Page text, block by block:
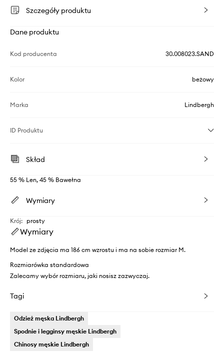
Szczegóły produktu
Dane produktu
Kod producenta 30.008023.SAND
Kolor beżowy
Marka Lindbergh
ID Produktu
Skład
55 % Len, 45 % Bawełna
Wymiary
Krój: prosty
Wymiary
Model ze zdjęcia ma 186 cm wzrostu i ma na sobie rozmiar M.
Rozmiarówka standardowa
Zalecamy wybór rozmiaru, jaki nosisz zazwyczaj.
Tagi
Odzież męska Lindbergh
Spodnie i legginsy męskie Lindbergh
Chinosy męskie Lindbergh